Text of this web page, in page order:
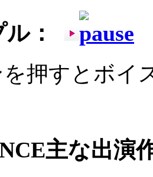
：
押すとボイ
主な出演